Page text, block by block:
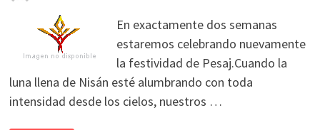
En exactamente dos semanas
estaremos celebrando nuevamente
la festividad de Pesaj.Cuando la
luna llena de Nisán esté alumbrando con toda
intensidad desde los cielos, nuestros …